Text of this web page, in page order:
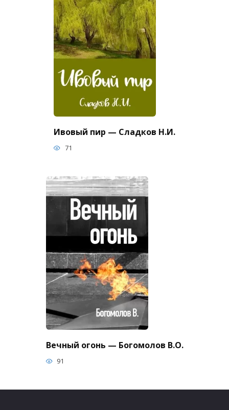
Ивовый пир — Сладков Н.И.
71
Вечный огонь — Богомолов В.О.
91